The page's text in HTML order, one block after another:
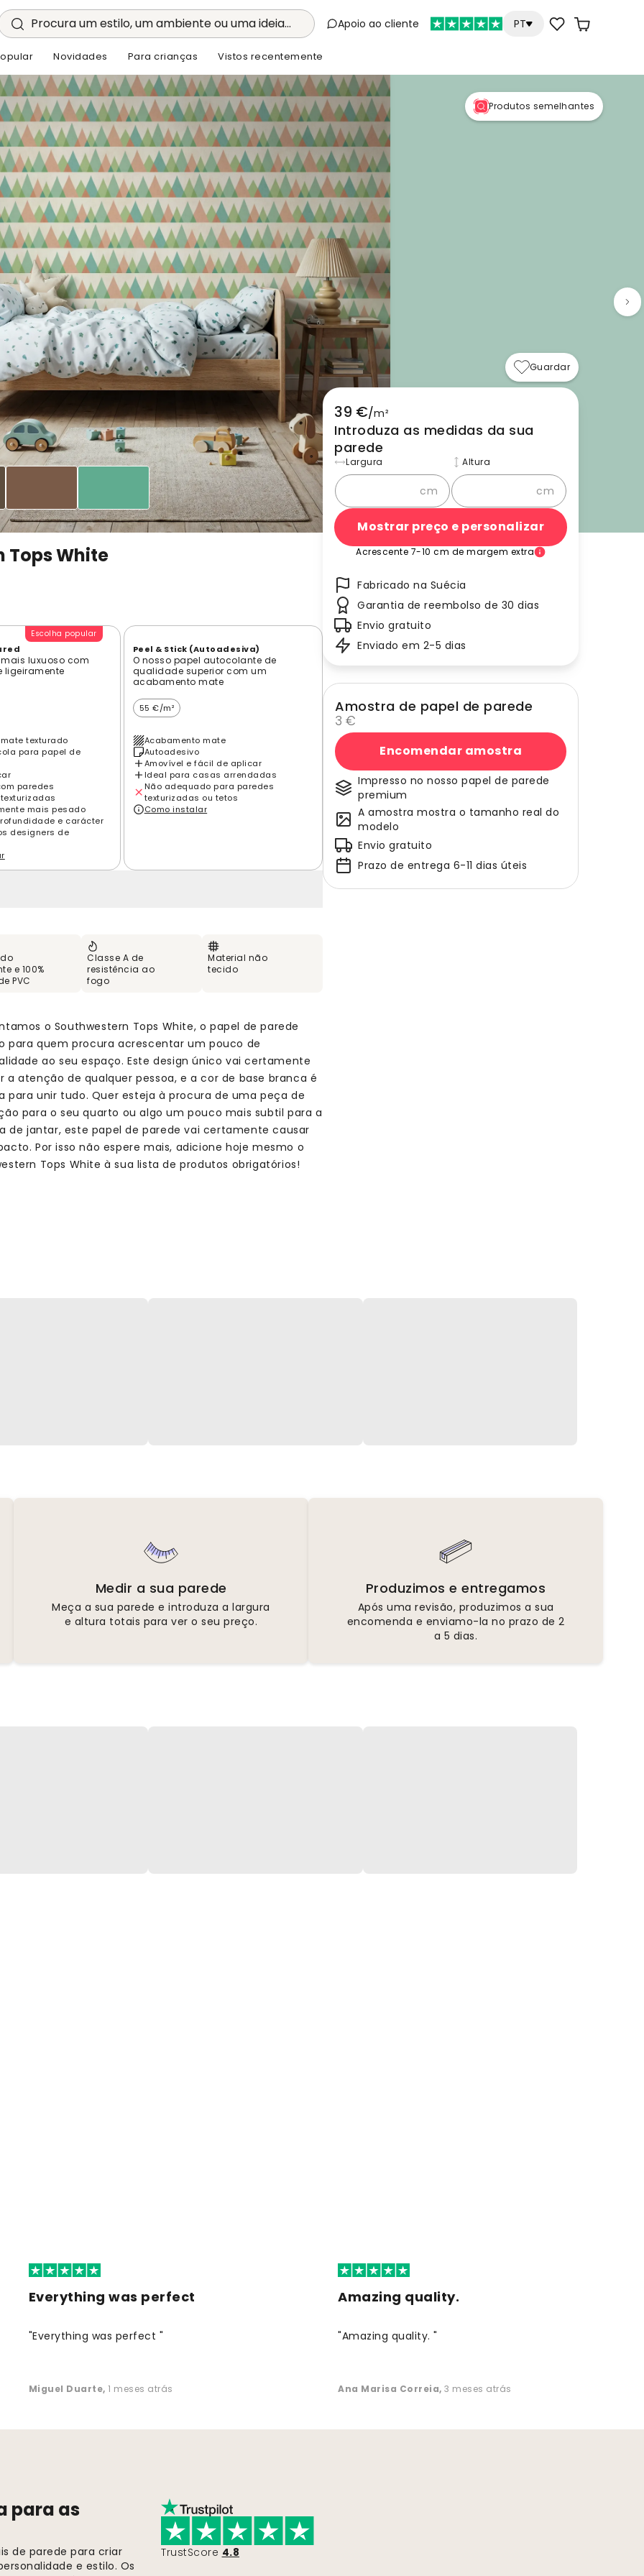
Procura um estilo, um ambiente ou uma ideia... Apoio ao cliente PT
Novidades Para crianças Vistos recentemente
Produtos semelhantes
Tops White
Escolha popular
luxuoso com
ligeiramente
texturado
para papel de
paredes
mais pesado
e carácter
designers de
Peel & Stick (Autoadesiva)
O nosso papel autocolante de
qualidade superior com um
acabamento mate
55 €/m²
Acabamento mate
Autoadesivo
Amovível e fácil de aplicar
Ideal para casas arrendadas
Não adequado para paredes
texturizadas ou tetos
Como instalar
e 100%
PVC
Classe A de
resistência ao
fogo
Material não
tecido
o Southwestern Tops White, o papel de parede
para quem procura acrescentar um pouco de
ao seu espaço. Este design único vai certamente
a atenção de qualquer pessoa, e a cor de base branca é
para unir tudo. Quer esteja à procura de uma peça de
para o seu quarto ou algo um pouco mais subtil para a
de jantar, este papel de parede vai certamente causar
Por isso não espere mais, adicione hoje mesmo o
Tops White à sua lista de produtos obrigatórios!
Guardar
39 €/m²
Introduza as medidas da sua
parede
Largura
cm
Altura
cm
Mostrar preço e personalizar
Acrescente 7-10 cm de margem extra
Fabricado na Suécia
Garantia de reembolso de 30 dias
Envio gratuito
Enviado em 2-5 dias
Amostra de papel de parede
3 €
Encomendar amostra
Impresso no nosso papel de parede
premium
A amostra mostra o tamanho real do
modelo
Envio gratuito
Prazo de entrega 6-11 dias úteis
Medir a sua parede
Meça a sua parede e introduza a largura
e altura totais para ver o seu preço.
Produzimos e entregamos
Após uma revisão, produzimos a sua
encomenda e enviamo-la no prazo de 2
a 5 dias.
Everything was perfect
"Everything was perfect "
Miguel Duarte, 1 meses atrás
Amazing quality.
"Amazing quality. "
Ana Marisa Correia, 3 meses atrás
para as
de parede para criar
e estilo. Os
TrustScore 4.8